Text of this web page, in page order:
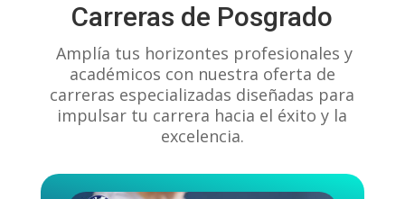
1 0
Carreras de Posgrado
Amplía tus horizontes profesionales y
académicos con nuestra oferta de
carreras especializadas diseñadas para
impulsar tu carrera hacia el éxito y la
excelencia.